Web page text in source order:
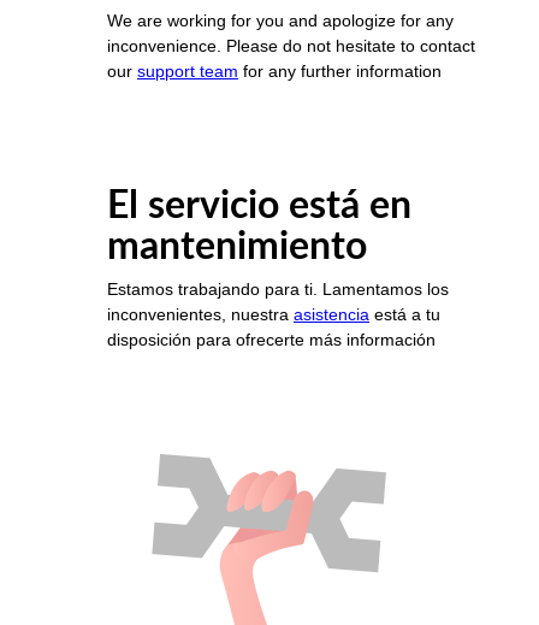
We are working for you and apologize for any
inconvenience. Please do not hesitate to contact
our support team for any further information
El servicio está en
mantenimiento
Estamos trabajando para ti. Lamentamos los
inconvenientes, nuestra asistencia está a tu
disposición para ofrecerte más información